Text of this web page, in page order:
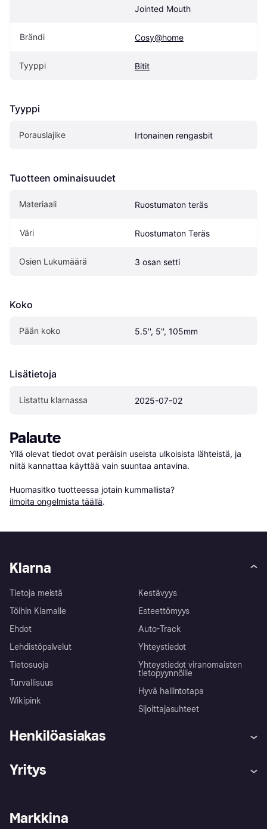
Jointed Mouth
Brändi Cosy@home
Tyyppi Bitit
Tyyppi
Porauslajike Irtonainen rengasbit
Tuotteen ominaisuudet
Materiaali Ruostumaton teräs
Väri Ruostumaton Teräs
Osien Lukumäärä 3 osan setti
Koko
Pään koko 5.5'', 5'', 105mm
Lisätietoja
Listattu klarnassa 2025-07-02
Palaute
Yllä olevat tiedot ovat peräisin useista ulkoisista lähteistä, ja
niitä kannattaa käyttää vain suuntaa antavina.
Huomasitko tuotteessa jotain kummallista?
ilmoita ongelmista täällä.
Klarna
Tietoja meistä
Töihin Klarnalle
Ehdot
Lehdistöpalvelut
Tietosuoja
Turvallisuus
Wikipink
Kestävyys
Esteettömyys
Auto-Track
Yhteystiedot
Yhteystiedot viranomaisten
tietopyynnöille
Hyvä hallintotapa
Sijoittajasuhteet
Henkilöasiakas
Ohje
Kirjaudu sisään
Tutustu kauppoihin
Yritys
Kirjaudu sisään yrityksenä
Markkina